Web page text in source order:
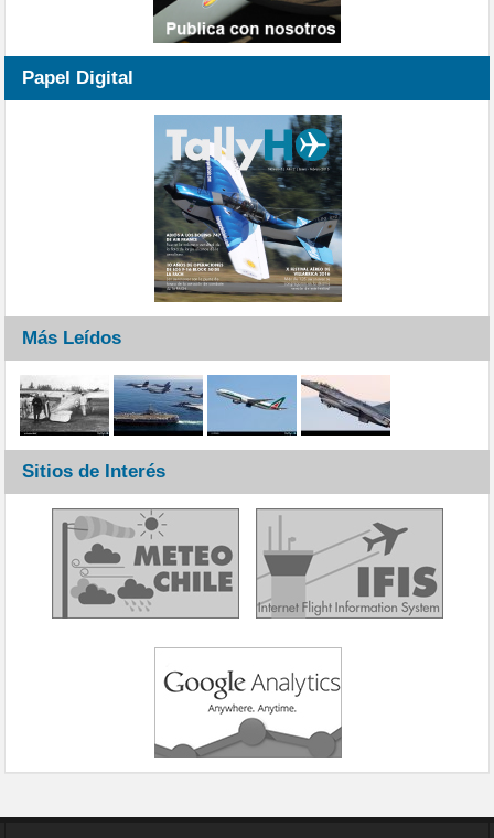
Papel Digital
Más Leídos
Sitios de Interés